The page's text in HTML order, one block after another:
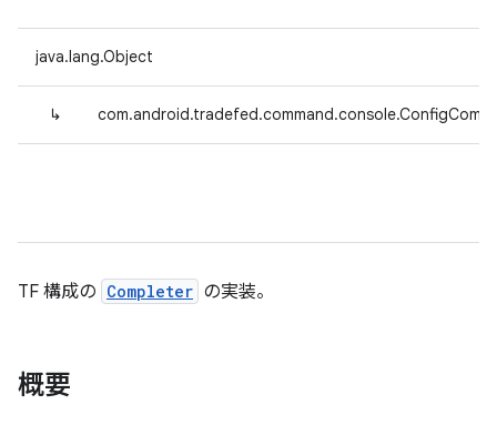
java.lang.Object
↳
TF 構成の Completer の実装。
概要